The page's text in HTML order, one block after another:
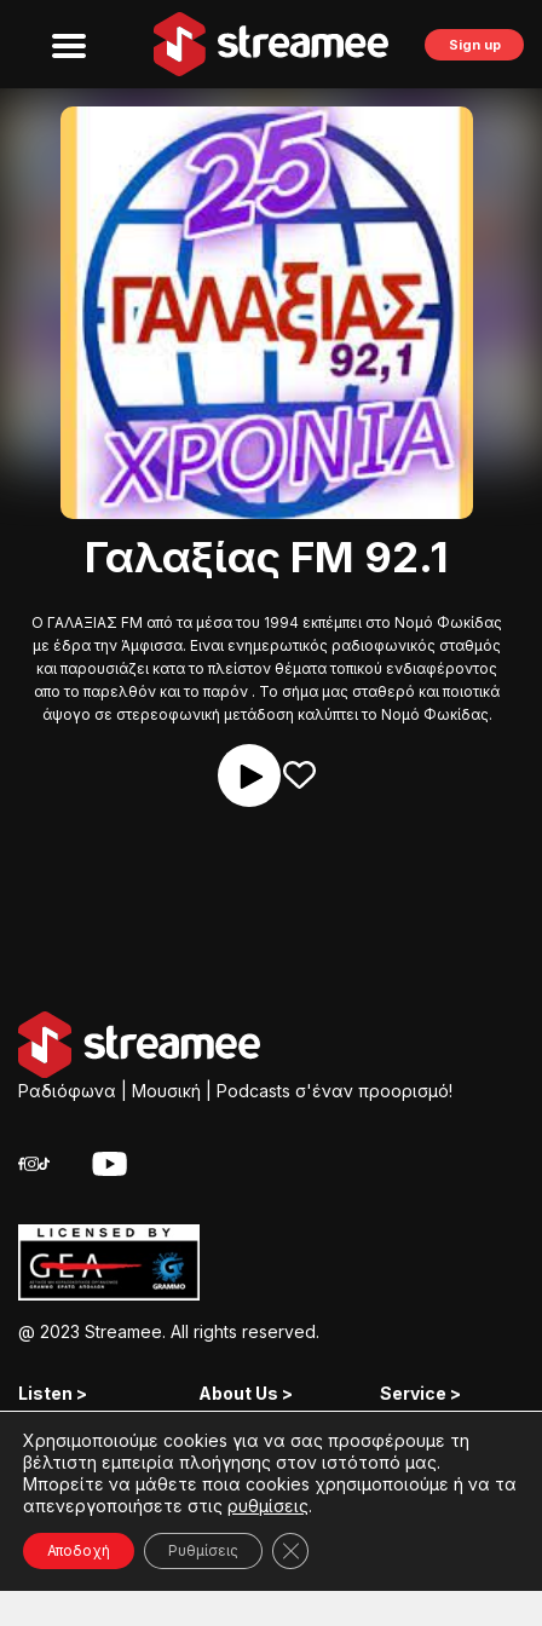
Sign up
Γαλαξίας FM 92.1
O ΓΑΛΑΞIΑΣ FM από τα μέσα του 1994 εκπέμπει στο Νομό Φωκίδας
με έδρα την Άμφισσα. Ειναι ενημερωτικός ραδιοφωνικός σταθμός
και παρουσιάζει κατα το πλείστον θέματα τοπικού ενδιαφέροντος
απο το παρελθόν και το παρόν . Το σήμα μας σταθερό και ποιοτικά
άψογο σε στερεοφωνική μετάδοση καλύπτει το Νομό Φωκίδας.
Ραδιόφωνα | Μουσική | Podcasts σ'έναν προορισμό!
@ 2023 Streamee. All rights reserved.
Listen >
Streamee Radios
Moods
Podcasts
Contests
About Us >
Policy
Terms of Use
Coins Explained
Streamee News
Service >
Free Download
Add Your Station
Χρησιμοποιούμε cookies για να σας προσφέρουμε τη
βέλτιστη εμπειρία πλοήγησης στον ιστότοπό μας.
Μπορείτε να μάθετε ποια cookies χρησιμοποιούμε ή να τα
απενεργοποιήσετε στις ρυθμίσεις.
Αποδοχή Ρυθμίσεις Κλείσιμο του Cookie banner